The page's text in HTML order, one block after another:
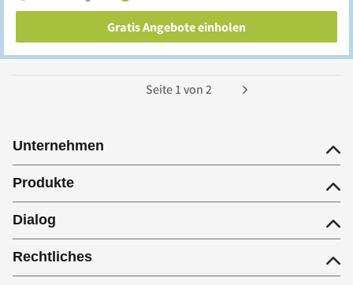
Gratis Angebote einholen
Seite 1 von 2
Unternehmen
Produkte
Dialog
Rechtliches